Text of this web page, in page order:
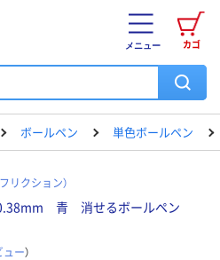
カゴ
メニュー
ボールペン 単色ボールペン
リクション）
青 消せるボールペン
ュー）